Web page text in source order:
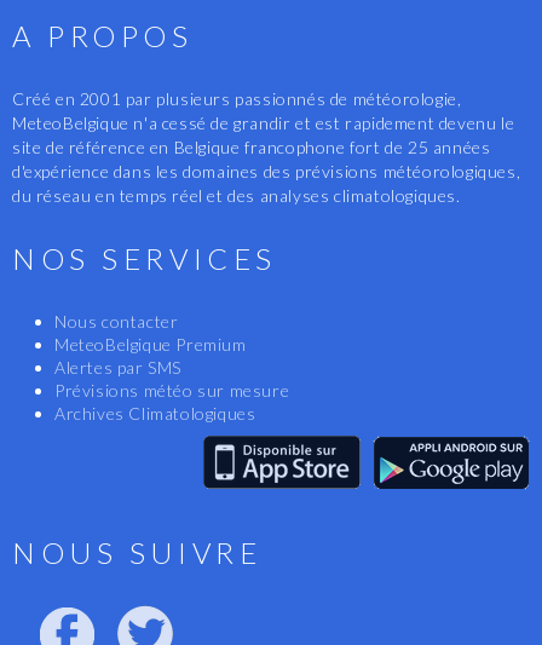
A PROPOS
Créé en 2001 par plusieurs passionnés de météorologie,
MeteoBelgique n'a cessé de grandir et est rapidement devenu le
site de référence en Belgique francophone fort de 25 années
d'expérience dans les domaines des prévisions météorologiques,
du réseau en temps réel et des analyses climatologiques.
NOS SERVICES
Nous contacter
MeteoBelgique Premium
Alertes par SMS
Prévisions météo sur mesure
Archives Climatologiques
NOUS SUIVRE